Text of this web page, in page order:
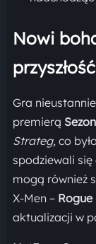
Nowi
przyszłość
Gra
premierą
Strateg,co
spodziewali się
mogą również
X-Men –Rogue
aktualizacji w